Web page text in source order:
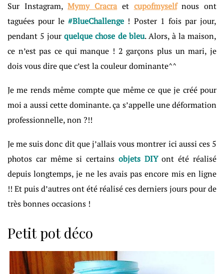
Sur Instagram,Mymy Cracraet cupofmyselfnous ont
taguées pour le#BlueChallenge ! Poster 1 fois par jour,
pendant 5 jourquelque chose de bleu. Alors, à la maison,
ce n’est pas ce qui manque ! 2 garçons plus un mari, je
dois vous dire que c’est la couleur dominante^^
Je me rends même compte que même ce que je créé pour
moi a aussi cette dominante. ça s’appelle une déformation
professionnelle, non ?!!
Je me suis donc dit que j’allais vous montrer ici aussi ces 5
photos car même si certains objets DIYont été réalisé
depuis longtemps, je ne les avais pas encore mis en ligne
!! Et puis d’autres ont été réalisé ces derniers jours pour de
très bonnes occasions !
Petit pot déco